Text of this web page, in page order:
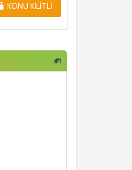
KONU KILITLI
#1